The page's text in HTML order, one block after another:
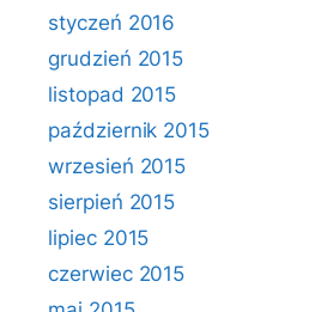
styczeń 2016
grudzień 2015
listopad 2015
październik 2015
wrzesień 2015
sierpień 2015
lipiec 2015
czerwiec 2015